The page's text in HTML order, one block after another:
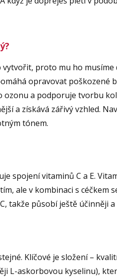
proto mu ho musíme
opravovat poškozené
ozonu a podporuje tvorbu
a získává zářivý vzhled.
tónem.
spojení vitaminů C a E.
ale v kombinaci s céčkem
takže působí ještě účinněji a
Klíčové je složení –
L-askorbovou kyselinu),